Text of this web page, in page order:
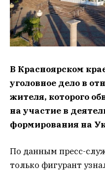
В Красноярском
уголовное дело в
жителя, которого
на участие в
формирования на
По данным пресс-
только фигурант